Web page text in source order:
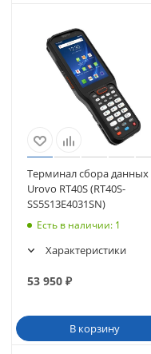
Терминал сбора данных
Urovo RT40S (RT40S-
SS5S13E4031SN)
Есть в наличии: 1
Характеристики
53 950 ₽
В корзину